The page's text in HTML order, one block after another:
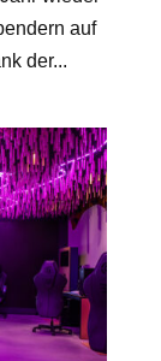
auf
der...